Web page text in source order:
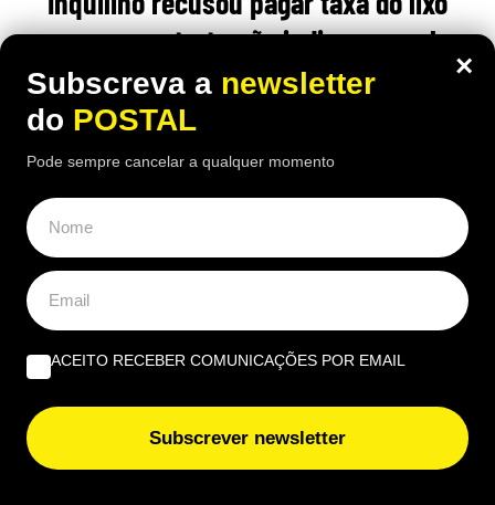
porque o contrato não indicava o valor:
tribunal obrigou-o a pagar por este
20:30 5 Agosto, 2026|João Luís
O inquilino contestou a taxa do lixo por considerar
que contrato não era suficientemente claro, mas o
tribunal espanhol deu razão ao senhorio
ÚLTIMAS NOTÍCIAS
Novo livro de Fernando Messias analisa impacto da
inteligência artificial na prática jurídica
×
Subscreva a newsletter
do POSTAL
Pode sempre cancelar a qualquer momento
ACEITO RECEBER COMUNICAÇÕES POR EMAIL
Subscrever newsletter